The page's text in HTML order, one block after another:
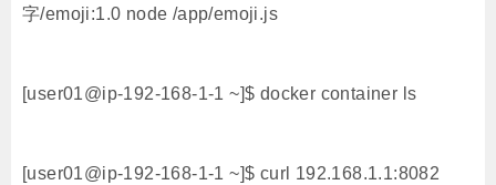
字/emoji:1.0 node /app/emoji.js
[user01@ip-192-168-1-1 ~]$ docker container ls
[user01@ip-192-168-1-1 ~]$ curl 192.168.1.1:8082